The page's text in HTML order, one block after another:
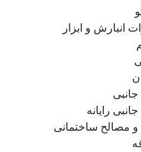
انبارش و ابزار
جانبی
رایانه
و مصالح ساختمانی